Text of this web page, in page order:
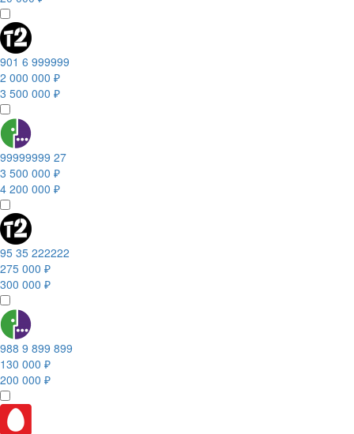
901 6 999999
2 000 000 ₽
3 500 000 ₽
99999999 27
3 500 000 ₽
4 200 000 ₽
95 35 222222
275 000 ₽
300 000 ₽
988 9 899 899
130 000 ₽
200 000 ₽